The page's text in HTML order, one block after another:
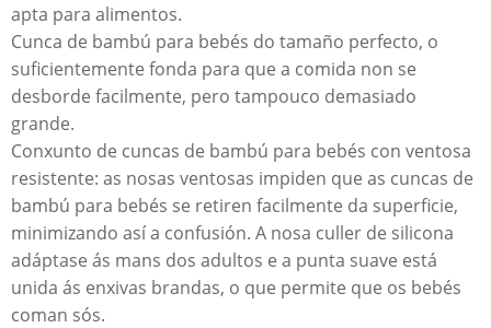
apta para alimentos.
Cunca de bambú para bebés do tamaño perfecto, o
suficientemente fonda para que a comida non se
desborde facilmente, pero tampouco demasiado
grande.
Conxunto de cuncas de bambú para bebés con ventosa
resistente: as nosas ventosas impiden que as cuncas de
bambú para bebés se retiren facilmente da superficie,
minimizando así a confusión. A nosa culler de silicona
adáptase ás mans dos adultos e a punta suave está
unida ás enxivas brandas, o que permite que os bebés
coman sós.